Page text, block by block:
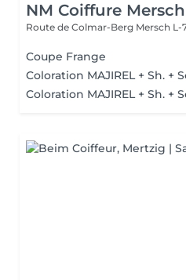
NM Coiffure Mersch
Route de Colmar-Berg Mersch L-
Coupe Frange
Coloration MAJIREL + Sh. +
Coloration MAJIREL + Sh. +